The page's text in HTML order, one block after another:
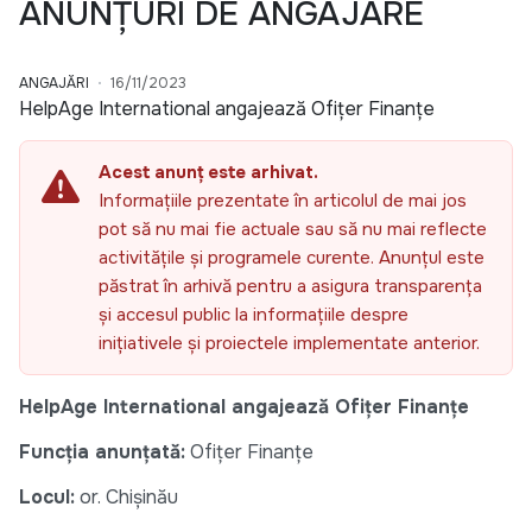
ANUNȚURI DE ANGAJARE
ANGAJĂRI 16/11/2023
HelpAge International angajează Ofițer Finanțe
Acest anunț este arhivat.
Informațiile prezentate în articolul de mai jos
pot să nu mai fie actuale sau să nu mai reflecte
activitățile și programele curente. Anunțul este
păstrat în arhivă pentru a asigura transparența
și accesul public la informațiile despre
inițiativele și proiectele implementate anterior.
HelpAge International angajează Ofițer Finanțe
Funcția anunțată:Ofițer Finanțe
Locul:or. Chișinău